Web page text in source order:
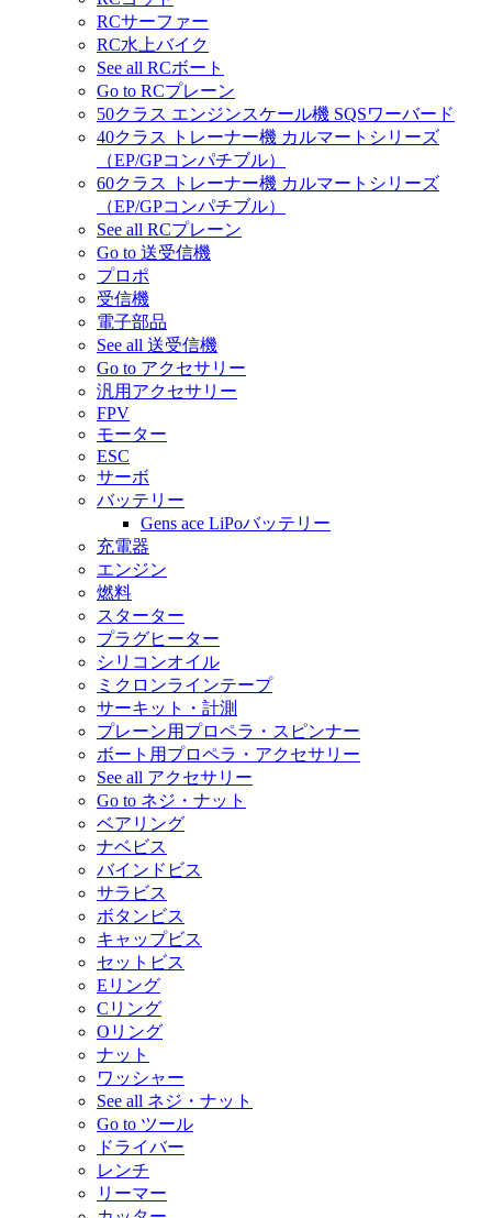
RCサーファー
RC水上バイク
See all RCボート
Go to RCプレーン
50クラス エンジンスケール機 SQSワーバード
40クラス トレーナー機 カルマートシリーズ
（EP/GPコンパチブル）
60クラス トレーナー機 カルマートシリーズ
（EP/GPコンパチブル）
See all RCプレーン
Go to 送受信機
プロポ
受信機
電子部品
See all 送受信機
Go to アクセサリー
汎用アクセサリー
FPV
モーター
ESC
サーボ
バッテリー
Gens ace LiPoバッテリー
充電器
エンジン
燃料
スターター
プラグヒーター
シリコンオイル
ミクロンラインテープ
サーキット・計測
プレーン用プロペラ・スピンナー
ボート用プロペラ・アクセサリー
See all アクセサリー
Go to ネジ・ナット
ベアリング
ナベビス
バインドビス
サラビス
ボタンビス
キャップビス
セットビス
Eリング
Cリング
Oリング
ナット
ワッシャー
See all ネジ・ナット
Go to ツール
ドライバー
レンチ
リーマー